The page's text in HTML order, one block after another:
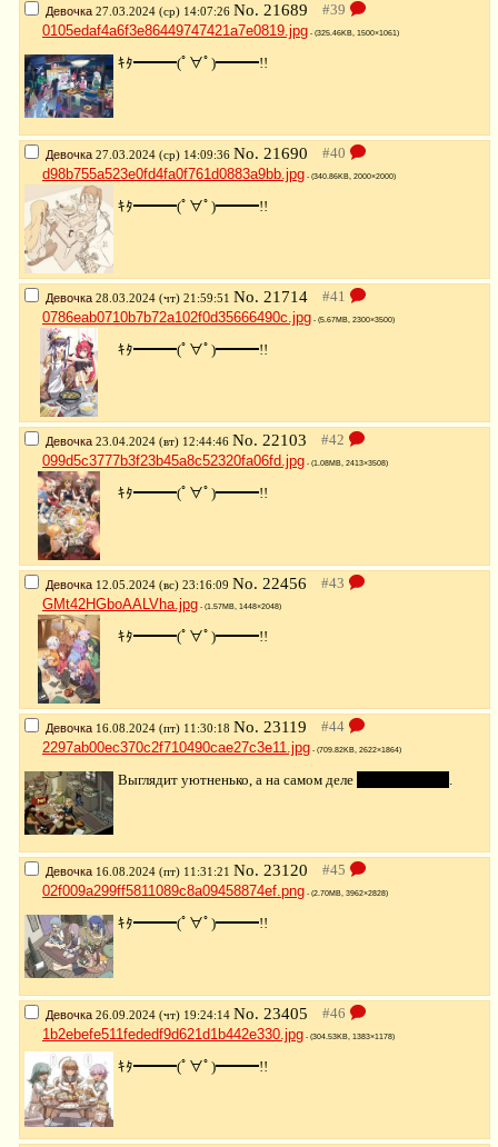
Девочка 27.03.2024 (ср) 14:07:26 No. 21689
0105edaf4a6f3e86449747421a7e0819.jpg - (325.46KB, 1500×1061)
ｷﾀ━━━(ﾟ∀ﾟ)━━━!!
Девочка 27.03.2024 (ср) 14:09:36 No. 21690
d98b755a523e0fd4fa0f761d0883a9bb.jpg - (340.86KB, 2000×2000)
ｷﾀ━━━(ﾟ∀ﾟ)━━━!!
Девочка 28.03.2024 (чт) 21:59:51 No. 21714
0786eab0710b7b72a102f0d35666490c.jpg - (5.67MB, 2300×3500)
ｷﾀ━━━(ﾟ∀ﾟ)━━━!!
Девочка 23.04.2024 (вт) 12:44:46 No. 22103
099d5c3777b3f23b45a8c52320fa06fd.jpg - (1.08MB, 2413×3508)
ｷﾀ━━━(ﾟ∀ﾟ)━━━!!
Девочка 12.05.2024 (вс) 23:16:09 No. 22456
GMt42HGboAALVha.jpg - (1.57MB, 1448×2048)
ｷﾀ━━━(ﾟ∀ﾟ)━━━!!
Девочка 16.08.2024 (пт) 11:30:18 No. 23119
2297ab00ec370c2f710490cae27c3e11.jpg - (709.82KB, 2622×1864)
Выглядит уютненько, а на самом деле
Девочка 16.08.2024 (пт) 11:31:21 No. 23120
02f009a299ff5811089c8a09458874ef.png - (2.70MB, 3962×2828)
ｷﾀ━━━(ﾟ∀ﾟ)━━━!!
Девочка 26.09.2024 (чт) 19:24:14 No. 23405
1b2ebefe511fededf9d621d1b442e330.jpg - (304.53KB, 1383×1178)
ｷﾀ━━━(ﾟ∀ﾟ)━━━!!